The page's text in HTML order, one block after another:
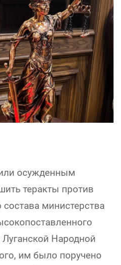
осужденным
теракты против
министерства
Луганской Народной
им было поручено